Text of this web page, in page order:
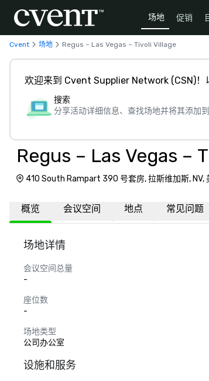
场地 促销
Cvent 场地 Regus – Las Vegas – Tivoli Village
欢迎来到 Cvent Supplier Network (CSN)！
搜索
分享活动详细信息、查找场地并将其添加
Regus – Las Vegas –
410 South Rampart 390 号套房, 拉斯维加斯, NV,
概览 会议空间 地点 常见问题
场地详情
会议空间总量
-
座位数
-
场地类型
公司办公室
设施和服务